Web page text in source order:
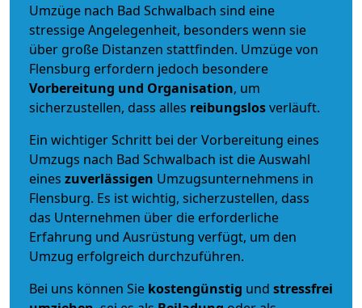
Umzüge nach Bad Schwalbach sind eine
stressige Angelegenheit, besonders wenn sie
über große Distanzen stattfinden. Umzüge von
Flensburg erfordern jedoch besondere
Vorbereitung und Organisation, um
sicherzustellen, dass alles reibungslosverläuft.
Ein wichtiger Schritt bei der Vorbereitung eines
Umzugs nach Bad Schwalbach ist die Auswahl
eines zuverlässigen Umzugsunternehmens in
Flensburg. Es ist wichtig, sicherzustellen, dass
das Unternehmen über die erforderliche
Erfahrung und Ausrüstung verfügt, um den
Umzug erfolgreich durchzuführen.
Bei uns können Sie kostengünstig und stressfrei